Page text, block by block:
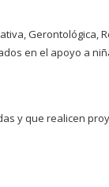
Gerontológica,
en el apoyo a
y que realicen